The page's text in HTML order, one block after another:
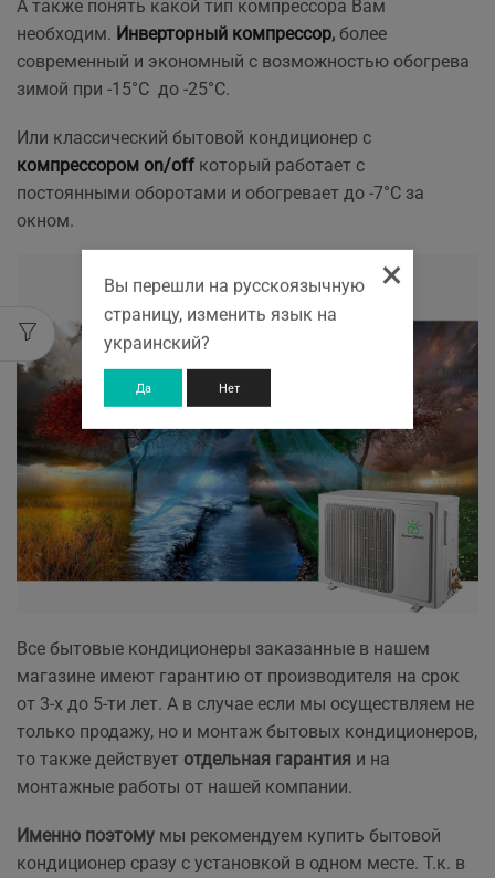
А также понять какой тип компрессора Вам
необходим. Инверторный компрессор, более
современный и экономный с возможностью обогрева
зимой при -15°С до -25°С.
Или классический бытовой кондиционер с
компрессором on/off который работает с
постоянными оборотами и обогревает до -7°С за
окном.
Все бытовые кондиционеры заказанные в нашем
магазине имеют гарантию от производителя на срок
от 3-х до 5-ти лет. А в случае если мы осуществляем не
только продажу, но и монтаж бытовых кондиционеров,
то также действует отдельная гарантия и на
монтажные работы от нашей компании.
Именно поэтому мы рекомендуем купить бытовой
кондиционер сразу с установкой в одном месте. Т.к. в
×
Вы перешли на русскоязычную
страницу, изменить язык на
украинский?
Да Нет